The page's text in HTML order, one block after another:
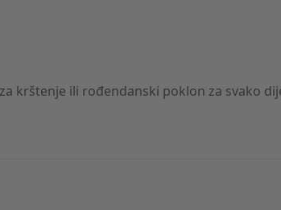
krštenje ili rođendanski poklon za svako